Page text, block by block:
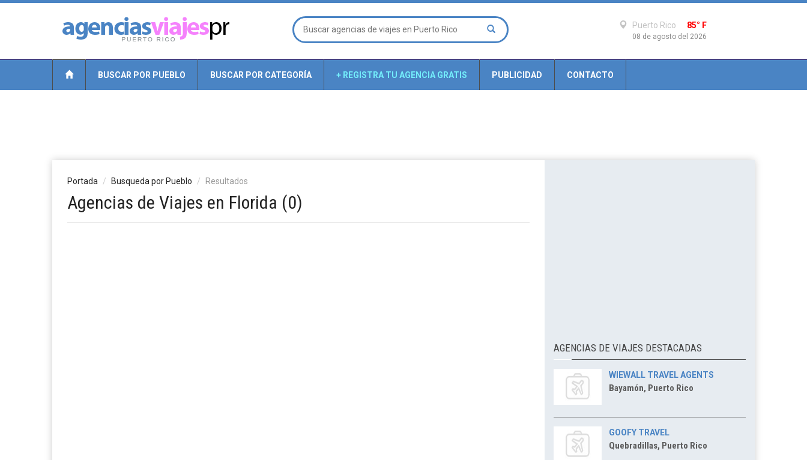
Puerto Rico 85° F
08 de agosto del 2026
BUSCAR POR PUEBLO BUSCAR POR CATEGORÍA + REGISTRA TU AGENCIA GRATIS PUBLICIDAD CONTACTO
Portada Busqueda por Pueblo Resultados
Agencias de Viajes en Florida (0)
AGENCIAS DE VIAJES DESTACADAS
WIEWALL TRAVEL AGENTS
Bayamón, Puerto Rico
GOOFY TRAVEL
Quebradillas, Puerto Rico